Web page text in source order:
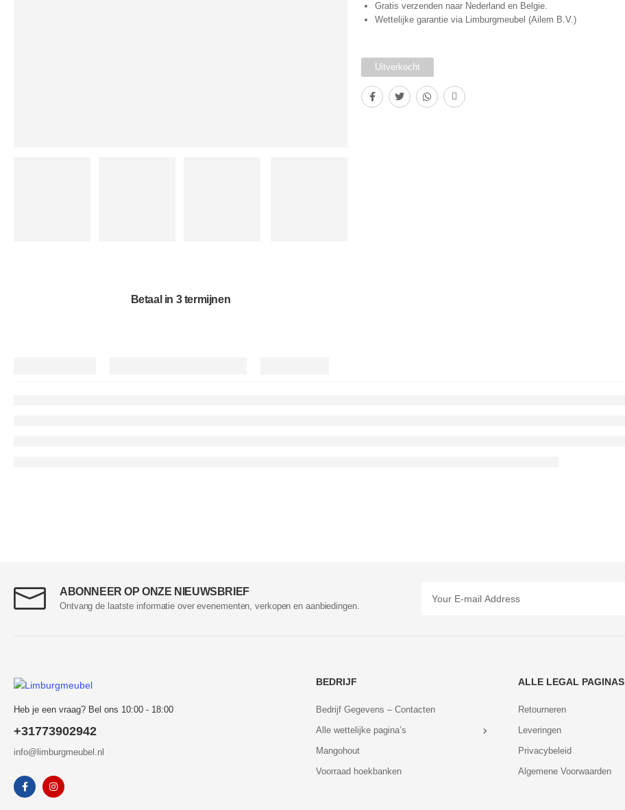
Betaal in 3 termijnen
Gratis verzenden naar Nederland en Belgie.
Wettelijke garantie via Limburgmeubel (Ailem B.V.)
Uitverkocht
ABONNEER OP ONZE NIEUWSBRIEF
Ontvang de laatste informatie over evenementen, verkopen en aanbiedingen.
Heb je een vraag? Bel ons 10:00 - 18:00
+31773902942
info@limburgmeubel.nl
BEDRIJF
Bedrijf Gegevens – Contacten
Alle wettelijke pagina’s
Mangohout
Voorraad hoekbanken
ALLE LEGAL PAGINAS
Retourneren
Leveringen
Privacybeleid
Algemene Voorwaarden